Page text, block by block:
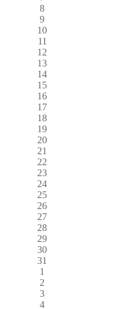
8
9
10
11
12
13
14
15
16
17
18
19
20
21
22
23
24
25
26
27
28
29
30
31
1
2
3
4